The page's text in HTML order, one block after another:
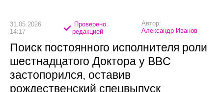
31.05.2026
14:17
Проверено
редакцией
Автор:
Александр Иванов
Поиск постоянного исполнителя роли
шестнадцатого Доктора у BBC
застопорился, оставив
рождественский спецвыпуск